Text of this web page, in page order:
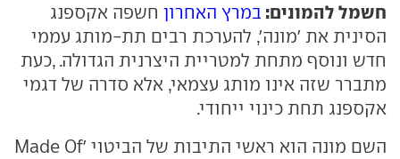
חשמל להמונים: במרץ האחרון חשפה אקספנג
הסינית את 'מונה', להערכת רבים תת-מותג עממי
חדש ונוסף מתחת למטריית היצרנית הגדולה. ,כעת
מתברר שזה אינו מותג עצמאי, אלא סדרה של דגמי
אקספנג תחת כינוי ייחודי.
השם מונה הוא ראשי התיבות של הביטוי 'Made Of